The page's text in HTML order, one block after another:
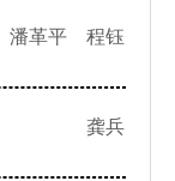
潘革平 程钰
龚兵